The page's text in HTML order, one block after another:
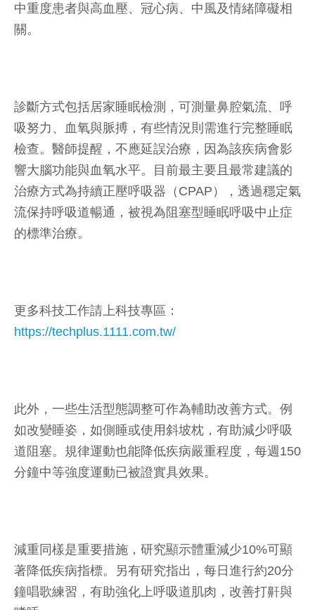
中重度患者與高血壓、冠心病、中風及情緒障礙相
關。
診斷方式包括居家睡眠檢測，可測量鼻腔氣流、呼
吸努力、血氧與脈搏，有些情況則需進行完整睡眠
檢查。醫師提醒，不應延誤治療，因為該疾病會影
響大腦功能與血氧水平。目前最主要且最常建議的
治療方式為持續正壓呼吸器（CPAP），透過穩定氣
流保持呼吸道暢通，被視為阻塞型睡眠呼吸中止症
的標準治療。
更多科技工作請上科技專區：
https://techplus.1111.com.tw/
此外，一些生活型態調整可作為輔助改善方式。例
如改變睡姿，如側睡或使用斜坡枕，有助減少呼吸
道阻塞。規律運動也能降低疾病嚴重程度，每週150
分鐘中等強度運動已被證實具效果。
減重同樣是重要措施，研究顯示體重減少10%可顯
著降低疾病指標。另有研究指出，每日進行約20分
鐘唱歌練習，有助強化上呼吸道肌肉，改善打鼾與